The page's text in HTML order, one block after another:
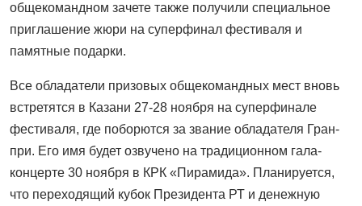
общекомандном зачете также получили специальное
приглашение жюри на суперфинал фестиваля и
памятные подарки.
Все обладатели призовых общекомандных мест вновь
встретятся в Казани 27-28 ноября на суперфинале
фестиваля, где поборются за звание обладателя Гран-
при. Его имя будет озвучено на традиционном гала-
концерте 30 ноября в КРК «Пирамида». Планируется,
что переходящий кубок Президента РТ и денежную